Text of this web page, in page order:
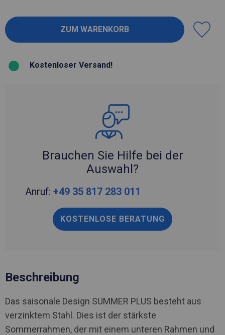
Kostenloser Versand!
Brauchen Sie Hilfe bei der
Auswahl?
Anruf: +49 35 817 283 011
KOSTENLOSE BERATUNG
Beschreibung
Das saisonale Design SUMMER PLUS besteht aus
verzinktem Stahl. Dies ist der stärkste
Sommerrahmen, der mit einem unteren Rahmen und